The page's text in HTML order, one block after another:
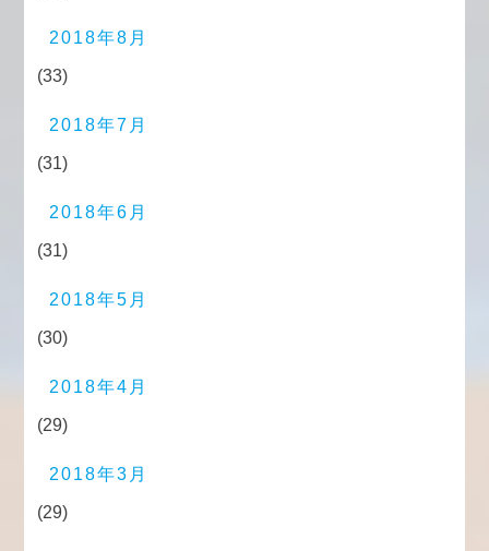
2018年8月
(33)
2018年7月
(31)
2018年6月
(31)
2018年5月
(30)
2018年4月
(29)
2018年3月
(29)